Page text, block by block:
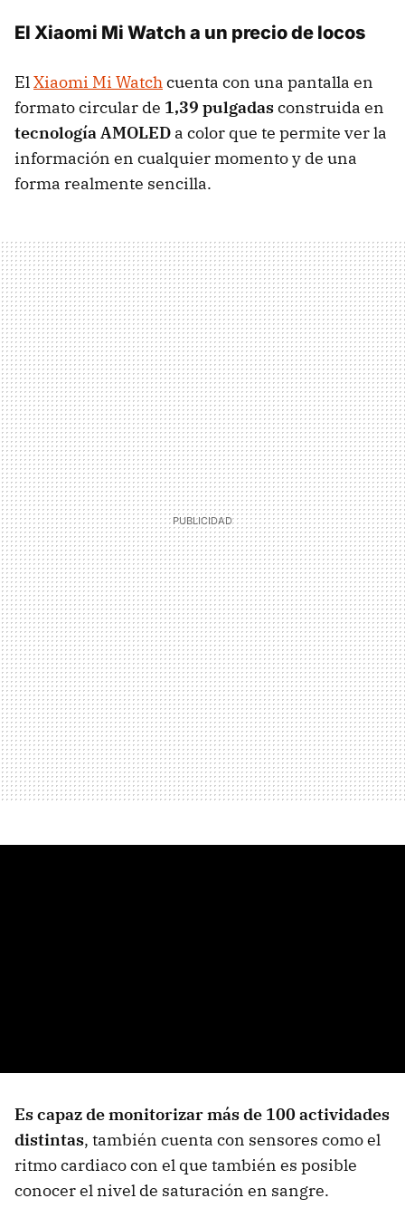
El Xiaomi Mi Watch a un precio de locos
ElXiaomi Mi Watchcuenta con una pantalla en
formato circular de 1,39 pulgadasconstruida en
tecnología AMOLED a color que te permite ver la
información en cualquier momento y de una
forma realmente sencilla.
Es capaz de monitorizar más de 100 actividades
distintas, también cuenta con sensores como el
ritmo cardiaco con el que también es posible
conocer el nivel de saturación en sangre.